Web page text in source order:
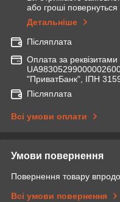
або гроші
Детальніше
Післяплата
Оплата за
"ПриватБанк", ІПН
Післяплата
Всі умови оплати
Умови повернення
Повернення товару
Всі умови повернення